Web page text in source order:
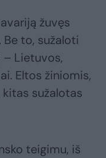
žuvęs
to, sužaloti
– Lietuvos,
Eltos žiniomis,
kitas sužalotas
teigimu, iš